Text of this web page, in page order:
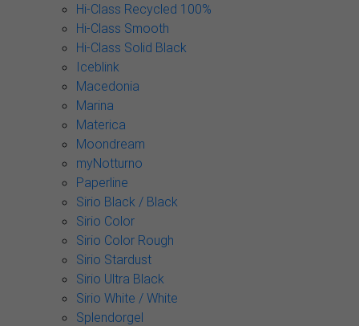
Hi-Class Recycled 100%
Hi-Class Smooth
Hi-Class Solid Black
Iceblink
Macedonia
Marina
Materica
Moondream
myNotturno
Paperline
Sirio Black / Black
Sirio Color
Sirio Color Rough
Sirio Stardust
Sirio Ultra Black
Sirio White / White
Splendorgel